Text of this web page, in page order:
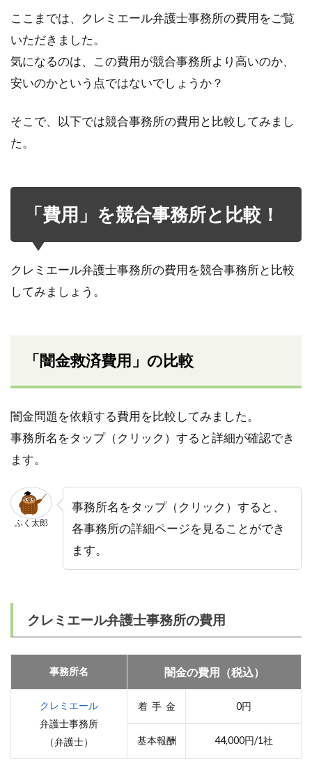
ここまでは、クレミエール弁護士事務所の費用をご覧
いただきました。
気になるのは、この費用が競合事務所より高いのか、
安いのかという点ではないでしょうか？
そこで、以下では競合事務所の費用と比較してみまし
た。
「費用」を競合事務所と比較！
クレミエール弁護士事務所の費用を競合事務所と比較
してみましょう。
「闇金救済費用」の比較
闇金問題を依頼する費用を比較してみました。
事務所名をタップ（クリック）すると詳細が確認でき
ます。
ふく太郎
事務所名をタップ（クリック）すると、
各事務所の詳細ページを見ることができ
ます。
クレミエール弁護士事務所の費用
事務所名 闇金の費用（税込）
クレミエール
弁護士事務所
（弁護士）
着 手 金 0円
基本報酬 44,000円/1社